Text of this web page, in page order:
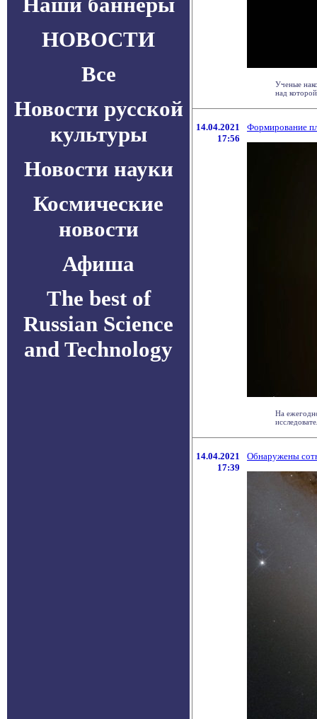
НОВОСТИ
Все
Новости русской
культуры
Новости науки
Космические
новости
Афиша
The best of
Russian Science
and Technology
Ученые
над
14.04.2021
17:56
Формирование
На
14.04.2021
17:39
Обнаружены